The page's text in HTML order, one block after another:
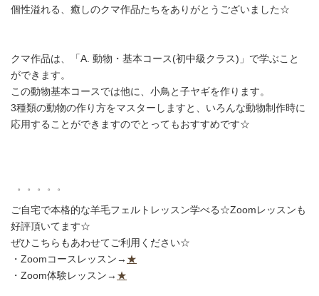
個性溢れる、癒しのクマ作品たちをありがとうございました☆
クマ作品は、「A. 動物・基本コース(初中級クラス)」で学ぶこと
ができます。
この動物基本コースでは他に、小鳥と子ヤギを作ります。
3種類の動物の作り方をマスターしますと、いろんな動物制作時に
応用することができますのでとってもおすすめです☆
゜゜゜゜゜
ご自宅で本格的な羊毛フェルトレッスン学べる☆Zoomレッスンも
好評頂いてます☆
ぜひこちらもあわせてご利用ください☆
・Zoomコースレッスン→ ★
・Zoom体験レッスン→ ★